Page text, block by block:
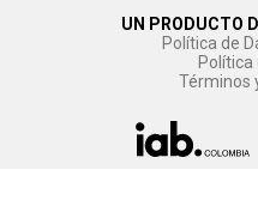
UN PRODUCTO
Política de
Política
Términos